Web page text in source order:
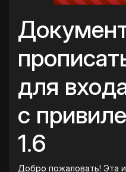
для
с
1.6
Добро пожаловать! Эта